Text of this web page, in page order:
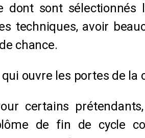
sont sélectionnés
techniques, avoir
chance.
ouvre les portes de la
certains
de fin de cycle